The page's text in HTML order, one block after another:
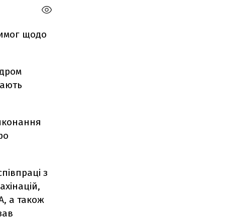
щодо
з
а також